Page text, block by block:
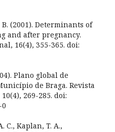
(2001). Determinants of
and after pregnancy.
16(4), 355-365. doi:
Plano global de
de Braga. Revista
269-285. doi:
0
C., Kaplan, T. A.,